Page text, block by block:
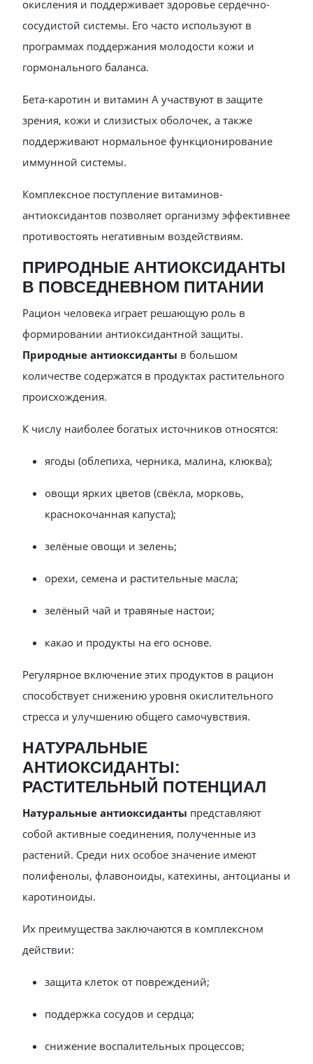
окисления и поддерживает здоровье сердечно-
сосудистой системы. Его часто используют в
программах поддержания молодости кожи и
гормонального баланса.
Бета-каротин и витамин A участвуют в защите
зрения, кожи и слизистых оболочек, а также
поддерживают нормальное функционирование
иммунной системы.
Комплексное поступление витаминов-
антиоксидантов позволяет организму эффективнее
противостоять негативным воздействиям.
ПРИРОДНЫЕ АНТИОКСИДАНТЫ
В ПОВСЕДНЕВНОМ ПИТАНИИ
Рацион человека играет решающую роль в
формировании антиоксидантной защиты.
Природные антиоксиданты в большом
количестве содержатся в продуктах растительного
происхождения.
К числу наиболее богатых источников относятся:
ягоды (облепиха, черника, малина, клюква);
овощи ярких цветов (свёкла, морковь,
краснокочанная капуста);
зелёные овощи и зелень;
орехи, семена и растительные масла;
зелёный чай и травяные настои;
какао и продукты на его основе.
Регулярное включение этих продуктов в рацион
способствует снижению уровня окислительного
стресса и улучшению общего самочувствия.
НАТУРАЛЬНЫЕ
АНТИОКСИДАНТЫ:
РАСТИТЕЛЬНЫЙ ПОТЕНЦИАЛ
Натуральные антиоксиданты представляют
собой активные соединения, полученные из
растений. Среди них особое значение имеют
полифенолы, флавоноиды, катехины, антоцианы и
каротиноиды.
Их преимущества заключаются в комплексном
действии:
защита клеток от повреждений;
поддержка сосудов и сердца;
снижение воспалительных процессов;